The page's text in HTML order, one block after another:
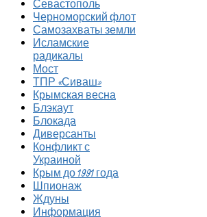
Севастополь
Черноморский флот
Самозахваты земли
Исламские
радикалы
Мост
ТПР «Сиваш»
Крымская весна
Блэкаут
Блокада
Диверсанты
Конфликт с
Украиной
Крым до 1991 года
Шпионаж
Ждуны
Информация